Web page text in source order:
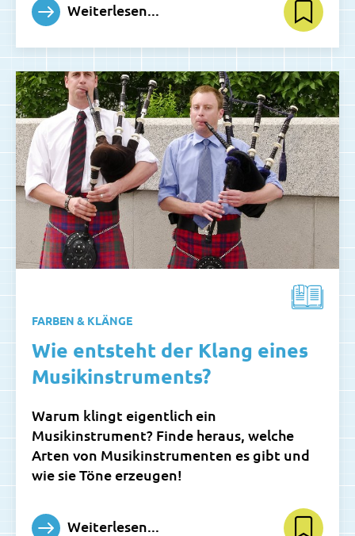
Weiterlesen...
FARBEN & KLÄNGE
Wie entsteht der Klang eines
Musikinstruments?
Warum klingt eigentlich ein
Musikinstrument? Finde heraus, welche
Arten von Musikinstrumenten es gibt und
wie sie Töne erzeugen!
Weiterlesen...